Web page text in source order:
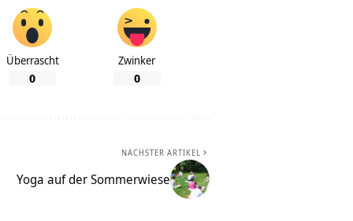
Überrascht
0
Zwinker
0
NÄCHSTER ARTIKEL
Yoga auf der Sommerwiese